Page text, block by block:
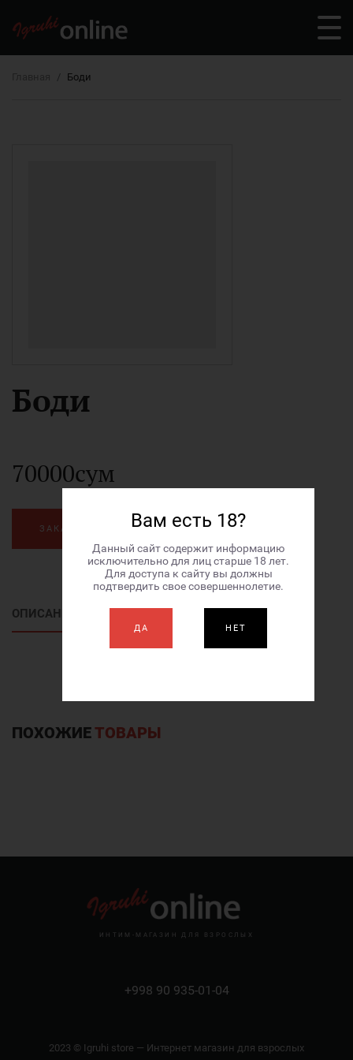
Боди
Боди
70000сум
ЗАКАЗАТЬ
ОПИСАНИЕ ТОВАРА
ПОХОЖИЕТОВАРЫ
ИНТИМ-МАГАЗИН ДЛЯ ВЗРОСЛЫХ
+998 90 935-01-04
2023 © Igruhi store — Интернет магазин для взрослых
Вам есть 18?
Данный сайт содержит информацию
исключительно для лиц старше 18 лет.
Для доступа к сайту вы должны
подтвердить свое совершеннолетие.
ДА НЕТ